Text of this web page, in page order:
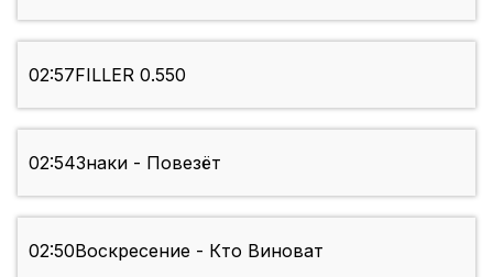
02:57FILLER 0.550
02:54Знаки - Повезёт
02:50Воскресение - Кто Виноват